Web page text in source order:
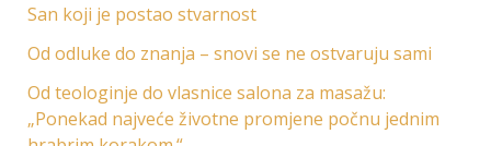
San koji je postao stvarnost
Od odluke do znanja – snovi se ne ostvaruju sami
Od teologinje do vlasnice salona za masažu:
„Ponekad najveće životne promjene počnu jednim